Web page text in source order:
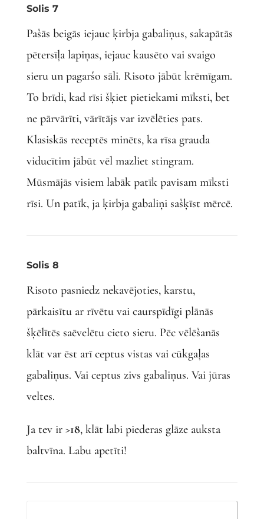
Solis 7
Pašās beigās iejauc ķirbja gabaliņus, sakapātās
pētersīļa lapiņas, iejauc kausēto vai svaigo
sieru un pagaršo sāli. Risoto jābūt krēmīgam.
To brīdi, kad rīsi šķiet pietiekami mīksti, bet
ne pārvārīti, vārītājs var izvēlēties pats.
Klasiskās receptēs minēts, ka rīsa grauda
viducītim jābūt vēl mazliet stingram.
Mūsmājās visiem labāk patīk pavisam mīksti
rīsi. Un patīk, ja ķirbja gabaliņi sašķīst mērcē.
Solis 8
Risoto pasniedz nekavējoties, karstu,
pārkaisītu ar rīvētu vai caurspīdīgi plānās
šķēlītēs saēvelētu cieto sieru. Pēc vēlēšanās
klāt var ēst arī ceptus vistas vai cūkgaļas
gabaliņus. Vai ceptus zivs gabaliņus. Vai jūras
veltes.
Ja tev ir >18, klāt labi piederas glāze auksta
baltvīna. Labu apetīti!